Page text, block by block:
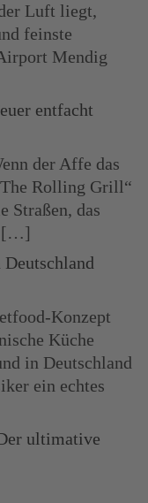
Luft liegt,
feinste
Mendig
entfacht
der Affe das
Rolling Grill“
Straßen, das
[…]
Konzept
Küche
in Deutschland
ein echtes
ultimative